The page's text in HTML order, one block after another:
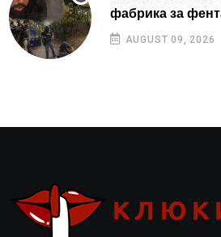
фабрика за
AUGUST 09, 2026